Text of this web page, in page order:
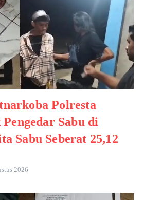
Polresta
Sabu di
Sabu Seberat 25,12
2026